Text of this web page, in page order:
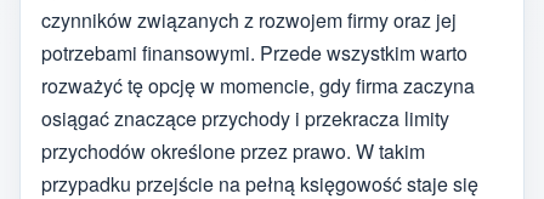
czynników związanych z rozwojem firmy oraz jej
potrzebami finansowymi. Przede wszystkim warto
rozważyć tę opcję w momencie, gdy firma zaczyna
osiągać znaczące przychody i przekracza limity
przychodów określone przez prawo. W takim
przypadku przejście na pełną księgowość staje się